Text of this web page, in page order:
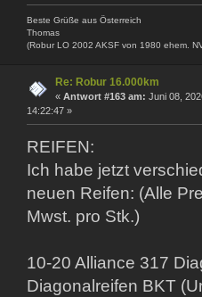
Beste Grüße aus Österreich
Thomas
(Robur LO 2002 AKSF von 1980 ehem.
Re: Robur 16.000km
« Antwort #163 am: Juni 08,
14:22:47 »
REIFEN:
Ich habe jetzt
neuen Reifen: (Alle
Mwst. pro Stk.)
10-20 Alliance 317
Diagonalreifen BKT